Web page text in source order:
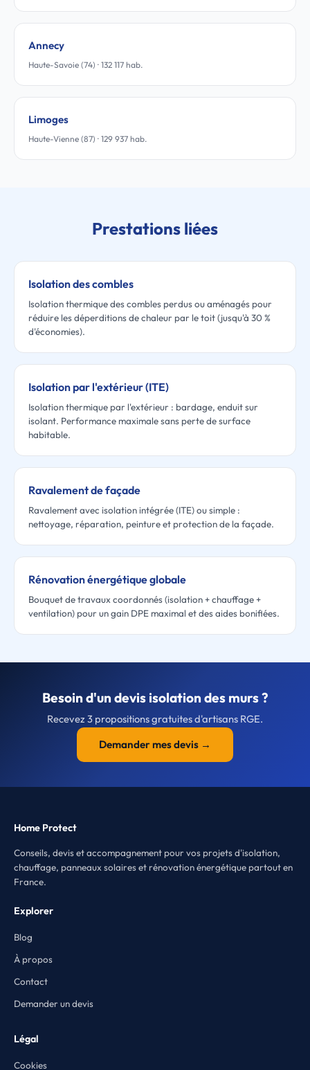
Annecy
Haute-Savoie (74) · 132 117 hab.
Limoges
Haute-Vienne (87) · 129 937 hab.
Prestations liées
Isolation des combles
Isolation thermique des combles perdus ou aménagés pour
réduire les déperditions de chaleur par le toit (jusqu'à 30 %
d'économies).
Isolation par l'extérieur (ITE)
Isolation thermique par l'extérieur : bardage, enduit sur
isolant. Performance maximale sans perte de surface
habitable.
Ravalement de façade
Ravalement avec isolation intégrée (ITE) ou simple :
nettoyage, réparation, peinture et protection de la façade.
Rénovation énergétique globale
Bouquet de travaux coordonnés (isolation + chauffage +
ventilation) pour un gain DPE maximal et des aides bonifiées.
Besoin d'un devis isolation des murs ?
Recevez 3 propositions gratuites d'artisans RGE.
Demander mes devis →
Home Protect
Conseils, devis et accompagnement pour vos projets d'isolation,
chauffage, panneaux solaires et rénovation énergétique partout en
France.
Explorer
Blog
À propos
Contact
Demander un devis
Légal
Cookies